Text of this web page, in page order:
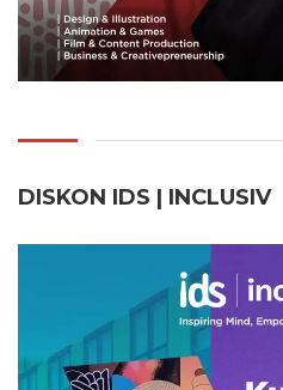
DISKON IDS | INCLUSIV